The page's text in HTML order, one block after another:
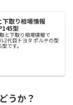
下取り相場情報
型
と下取り相場情報で
2代目トヨタ ポルテの型
です。
うか？